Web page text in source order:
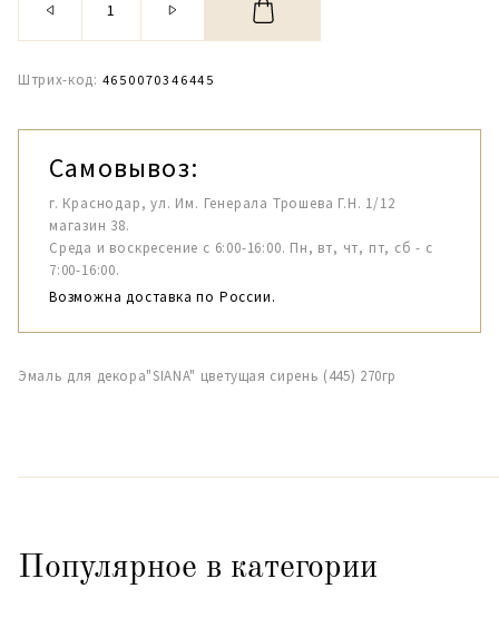
Штрих-код: 4650070346445
Самовывоз:
г. Краснодар, ул. Им. Генерала Трошева Г.Н. 1/12
магазин 38.
Среда и воскресение с 6:00-16:00. Пн, вт, чт, пт, сб - с
7:00-16:00.
Возможна доставка по России.
Эмаль для декора"SIANA" цветущая сирень (445) 270гр
Популярное в категории